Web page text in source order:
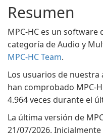
Resumen
MPC-HC es un software
categoría de Audio y
MPC-HC Team.
Los usuarios de nuestra
han comprobado MPC-
4.964 veces durante el
La última versión de
21/07/2026.